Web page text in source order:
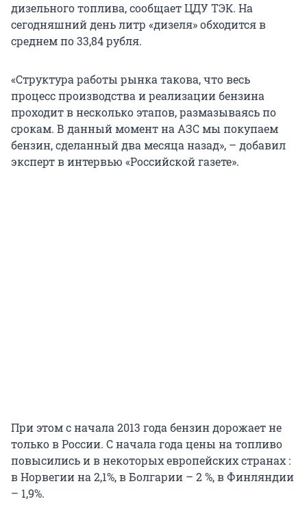
дизельного топлива, сообщает ЦДУ ТЭК. На
сегодняшний день литр «дизеля» обходится в
среднем по 33,84 рубля.
«Структура работы рынка такова, что весь
процесс производства и реализации бензина
проходит в несколько этапов, размазываясь по
срокам. В данный момент на АЗС мы покупаем
бензин, сделанный два месяца назад», – добавил
эксперт в интервью «Российской газете».
При этом с начала 2013 года бензин дорожает не
только в России. С начала года цены на топливо
повысились и в некоторых европейских странах :
в Норвегии на 2,1%, в Болгарии – 2 %, в Финляндии
– 1,9%.